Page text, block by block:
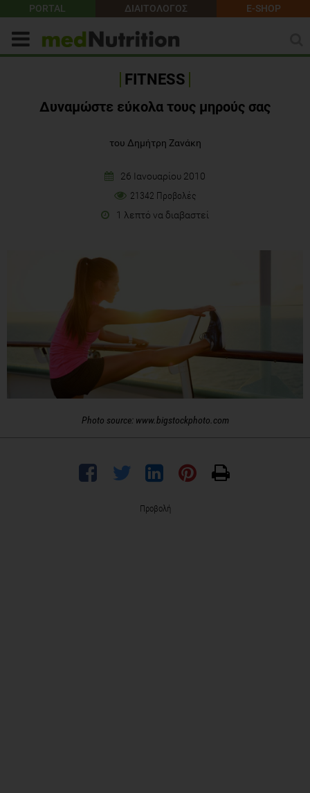
PORTAL ΔΙΑΙΤΟΛΟΓΟΣ E-SHOP
FITNESS
Δυναμώστε εύκολα τους μηρούς σας
του Δημήτρη Ζανάκη
26 Ιανουαρίου 2010
21342 Προβολές
1 λεπτό να διαβαστεί
Photo source: www.bigstockphoto.com
Προβολή